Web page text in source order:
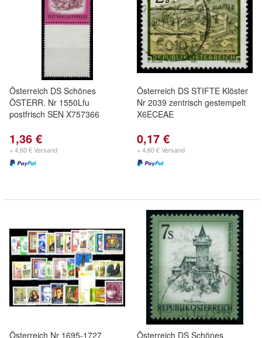
Österreich DS Schönes
ÖSTERR. Nr 1550Lfu
postfrisch SEN X757366
1,36 €
+ 4,60 € Versand
Österreich DS STIFTE Klöster
Nr 2039 zentrisch gestempelt
X6ECEAE
0,17 €
+ 4,60 € Versand
Österreich Nr 1695-1727 Österreich DS Schönes